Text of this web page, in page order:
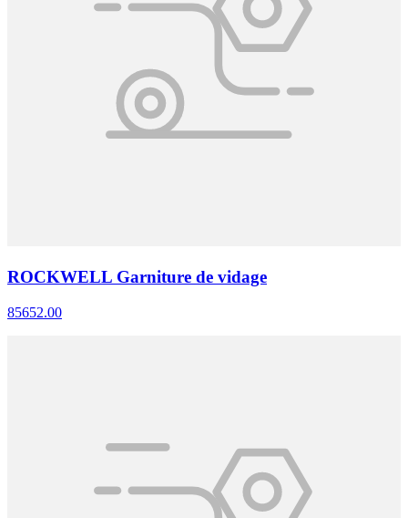
ROCKWELL Garniture de vidage
85652.00